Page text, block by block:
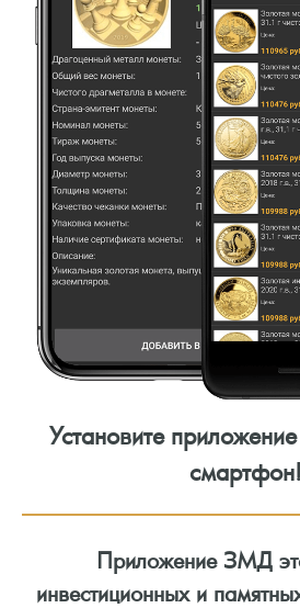
Установите
смартфон!
Приложение ЗМД
инвестиционных и